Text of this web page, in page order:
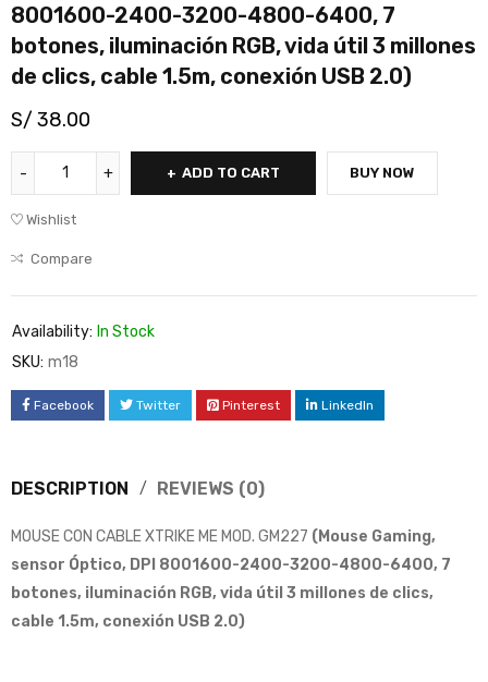
8001600-2400-3200-4800-6400, 7
botones, iluminación RGB, vida útil 3 millones
de clics, cable 1.5m, conexión USB 2.0)
S/ 38.00
ADD TO CART BUY NOW
Wishlist
Compare
Availability: In Stock
SKU: m18
Facebook Twitter Pinterest LinkedIn
DESCRIPTION REVIEWS (0)
MOUSE CON CABLE XTRIKE ME MOD. GM227 (Mouse Gaming,
sensor Óptico, DPI 8001600-2400-3200-4800-6400, 7
botones, iluminación RGB, vida útil 3 millones de clics,
cable 1.5m, conexión USB 2.0)